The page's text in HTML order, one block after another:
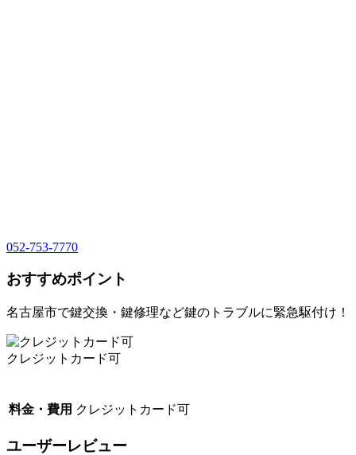
052-753-7770
おすすめポイント
名古屋市で鍵交換・鍵修理など鍵のトラブルに緊急駆付け！
クレジットカード可
料金・費用 クレジットカード可
ユーザーレビュー